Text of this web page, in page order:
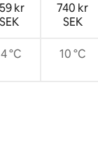
kr
SEK
740 kr
SEK
°C 10 °C